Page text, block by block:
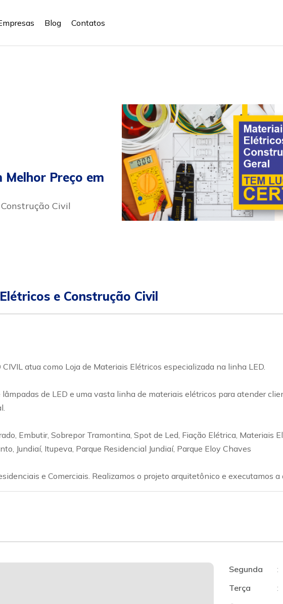
Blog Contatos
Melhor Preço em
Civil
e Construção Civil
atua como Loja de Materiais Elétricos especializada na linha LED.
de LED e uma vasta linha de materiais elétricos para atender
Embutir, Sobrepor Tramontina, Spot de Led, Fiação Elétrica, Materiais
Jundiaí, Itupeva, Parque Residencial Jundiaí, Parque Eloy Chaves
e Comerciais. Realizamos o projeto arquitetônico e executamos a
Segunda :
Terça
: